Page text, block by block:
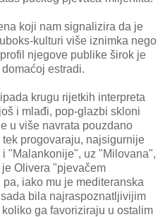
koji nam signalizira da je
kulturi više iznimka nego
njegove publike širok je
estradi.
krugu rijetkih interpreta
i mlađi, pop-glazbi skloni
u više navrata pouzdano
progovaraju, najsigurnije
"Malankonije", uz "Milovana",
Olivera "pjevačem
iako mu je mediteranska
bila najraspoznatljivijim
ga favoriziraju u ostalim